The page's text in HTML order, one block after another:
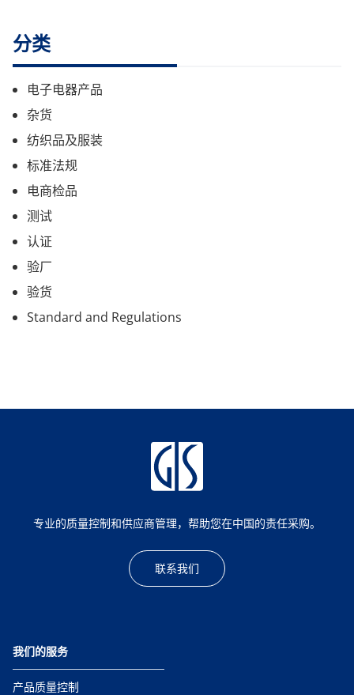
分类
电子电器产品
杂货
纺织品及服装
标准法规
电商检品
测试
认证
验厂
验货
Standard and Regulations
专业的质量控制和供应商管理，帮助您在中国的责任采购。
联系我们
我们的服务
产品质量控制